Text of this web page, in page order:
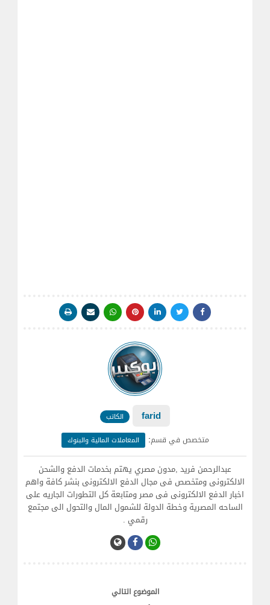
farid الكاتب
متخصص في قسم: المعاملات المالية والبنوك
عبدالرحمن فريد ,مدون مصري يهتم بخدمات الدفع والشحن
الالكترونى ومتخصص فى مجال الدفع الالكترونى بنشر كافة واهم
اخبار الدفع الالكترونى فى مصر ومتابعة كل التطورات الجاريه على
الساحه المصرية وخطة الدولة للشمول المال والتحول الى مجتمع
رقمي .
الموضوع التالي